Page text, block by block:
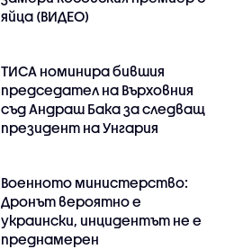
яйца (ВИДЕО)
ТИСА номинира бившия
председател на Върховния
съд Андраш Бака за следващ
президент на Унгария
Военното министерство:
Дронът вероятно е
украински, инцидентът не е
преднамерен